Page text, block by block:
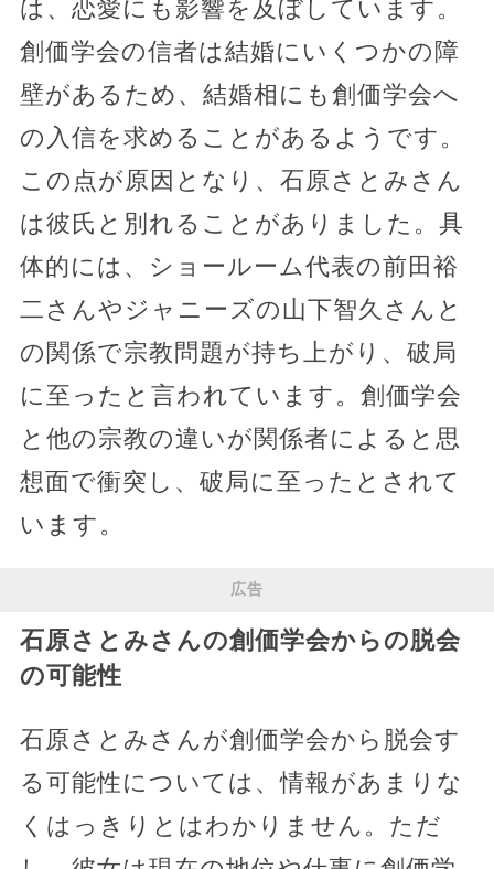
は、恋愛にも影響を及ぼしています。
創価学会の信者は結婚にいくつかの障
壁があるため、結婚相にも創価学会へ
の入信を求めることがあるようです。
この点が原因となり、石原さとみさん
は彼氏と別れることがありました。具
体的には、ショールーム代表の前田裕
二さんやジャニーズの山下智久さんと
の関係で宗教問題が持ち上がり、破局
に至ったと言われています。創価学会
と他の宗教の違いが関係者によると思
想面で衝突し、破局に至ったとされて
います。
広告
石原さとみさんの創価学会からの脱会
の可能性
石原さとみさんが創価学会から脱会す
る可能性については、情報があまりな
くはっきりとはわかりません。ただ